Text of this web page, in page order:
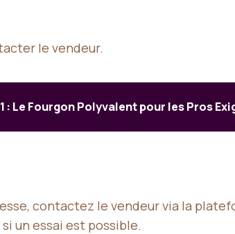
le vendeur.
: Le Fourgon Polyvalent pour les Pros
contactez le vendeur via la
un essai est possible.